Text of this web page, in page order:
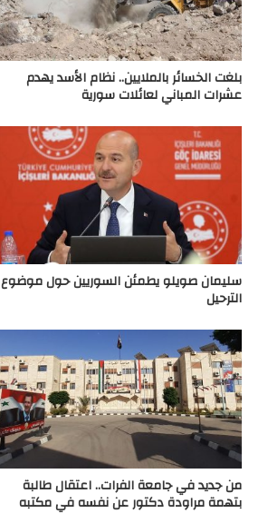
بلغت الخسائر بالملايين.. نظام الأسد يهدم
عشرات المباني لعائلات سورية
سليمان صويلو يطمئن السوريين حول موضوع
الترحيل
من جديد في جامعة الفرات.. اعتقال طالبة
بتهمة مراودة دكتور عن نفسه في مكتبه